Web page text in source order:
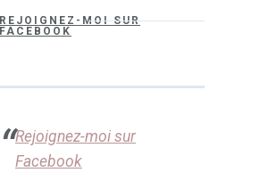
REJOIGNEZ-MOI SUR
FACEBOOK
Rejoignez-moi sur
Facebook